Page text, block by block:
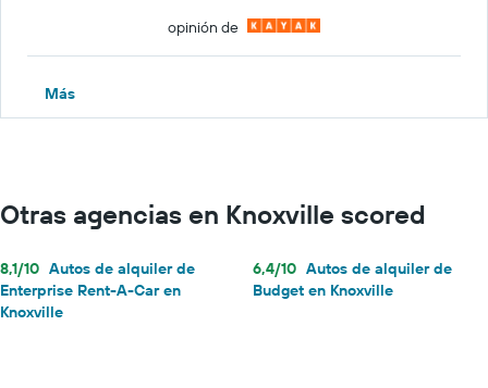
opinión de
Más
Otras agencias en Knoxville scored
8,1/10 Autos de alquiler de
Enterprise Rent-A-Car en
Knoxville
6,4/10 Autos de alquiler de
Budget en Knoxville